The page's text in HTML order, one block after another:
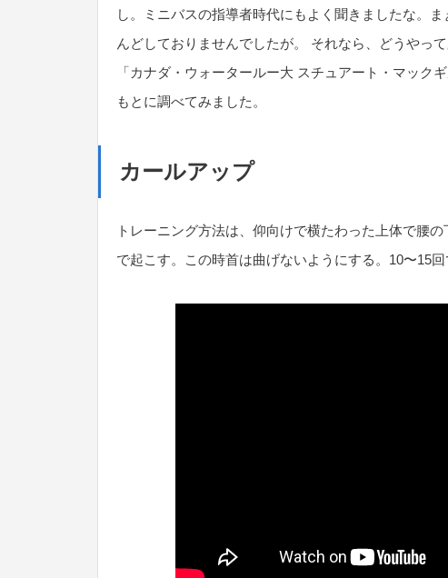
し。ミニバスの指導者時代にもよく聞きましたな。
んどしておりませんでしたが。 それなら、どうやっ
「カナダ・ウォータールー大 スチュアート・マック
もとに調べてみました。
カールアップ
トレーニング方法は、仰向けで横たわった上体で腰
で起こす。この時首は曲げないようにする。10〜15